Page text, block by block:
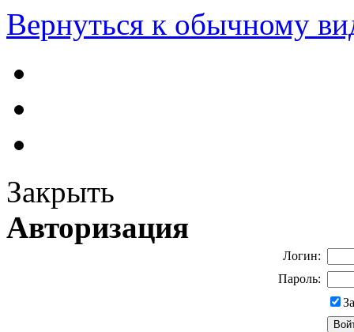
Вернуться к обычному
Закрыть
Авторизация
Логин:
Пароль: